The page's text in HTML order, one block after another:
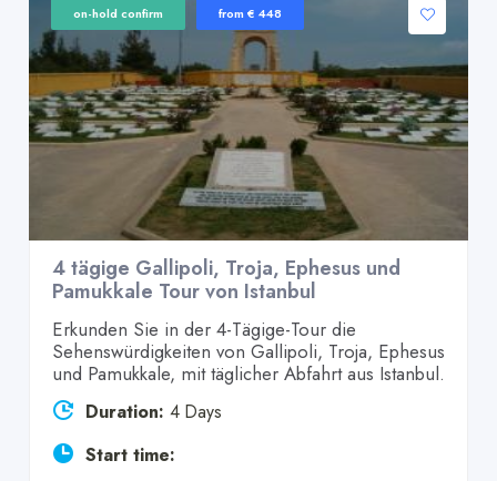
on-hold confirm from € 448
4 tägige Gallipoli, Troja, Ephesus und
Pamukkale Tour von Istanbul
Erkunden Sie in der 4-Tägige-Tour die
Sehenswürdigkeiten von Gallipoli, Troja, Ephesus
und Pamukkale, mit täglicher Abfahrt aus Istanbul.
Duration: 4 Days
Start time: